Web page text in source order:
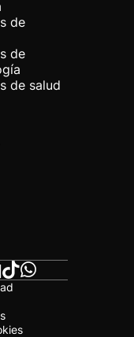
de
de
de salud